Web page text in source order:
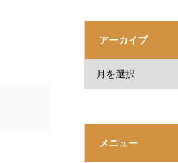
アーカイブ
メニュー